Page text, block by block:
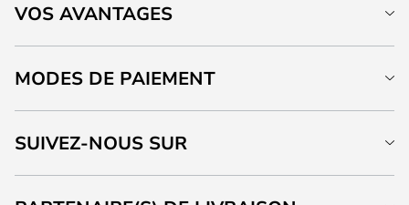
VOS AVANTAGES
MODES DE PAIEMENT
SUIVEZ-NOUS SUR